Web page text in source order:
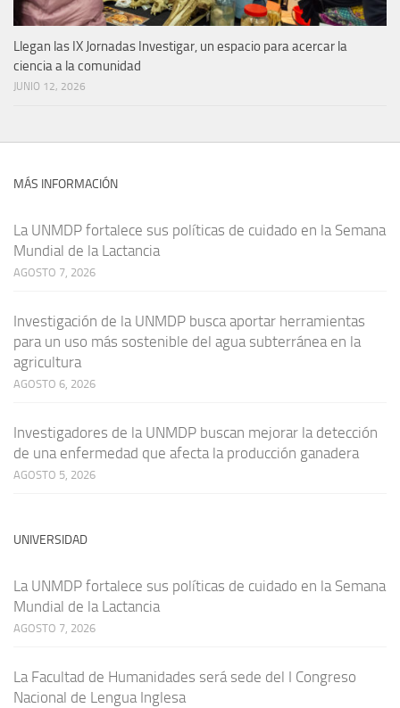
Llegan las IX Jornadas Investigar, un espacio para acercar la
ciencia a la comunidad
JUNIO 12, 2026
MÁS INFORMACIÓN
La UNMDP fortalece sus políticas de cuidado en la Semana
Mundial de la Lactancia
AGOSTO 7, 2026
Investigación de la UNMDP busca aportar herramientas
para un uso más sostenible del agua subterránea en la
agricultura
AGOSTO 6, 2026
Investigadores de la UNMDP buscan mejorar la detección
de una enfermedad que afecta la producción ganadera
AGOSTO 5, 2026
UNIVERSIDAD
La UNMDP fortalece sus políticas de cuidado en la Semana
Mundial de la Lactancia
AGOSTO 7, 2026
La Facultad de Humanidades será sede del I Congreso
Nacional de Lengua Inglesa